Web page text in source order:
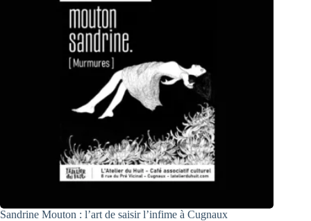
Sandrine Mouton : l’art de saisir l’infime à Cugnaux